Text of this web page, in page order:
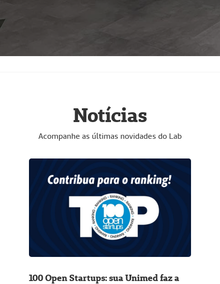
Notícias
Acompanhe as últimas novidades do Lab
100 Open Startups: sua Unimed faz a